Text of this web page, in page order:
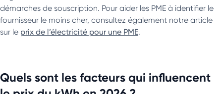
démarches de souscription. Pour aider les PME à identifier le
fournisseur le moins cher, consultez également notre article
sur le prix de l’électricité pour une PME.
Quels sont les facteurs qui influencent